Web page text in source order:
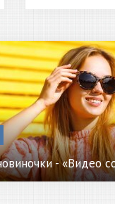
- «Видео